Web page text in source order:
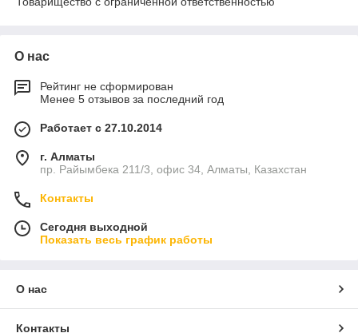
О нас
Рейтинг не сформирован
Менее 5 отзывов за последний год
Работает с 27.10.2014
г. Алматы
пр. Райымбека 211/3, офис 34, Алматы, Казахстан
Контакты
Сегодня выходной
Показать весь график работы
О нас
Контакты